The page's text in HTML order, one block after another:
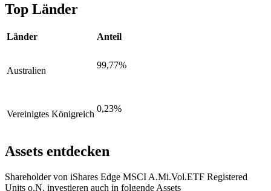
Top Länder
Länder Anteil
Australien
99,77%
Vereinigtes Königreich
0,23%
Assets entdecken
Shareholder von iShares Edge MSCI A.Mi.Vol.ETF Registered
Units o.N. investieren auch in folgende Assets